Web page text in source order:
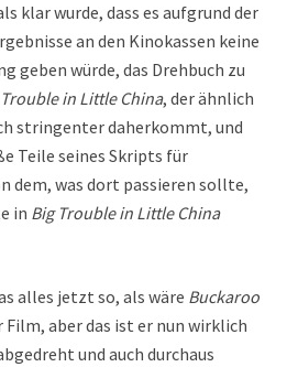
klar wurde, dass es aufgrund der
an den Kinokassen keine
geben würde, das Drehbuch zu
in Little China, der ähnlich
stringenter daherkommt, und
Teile seines Skripts für
dem, was dort passieren sollte,
in Big Trouble in Little China
alles jetzt so, als wäre Buckaroo
aber das ist er nun wirklich
und auch durchaus